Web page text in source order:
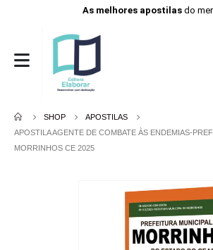
As melhores apostilasdo
SHOP
APOSTILAS
APOSTILA AGENTE DE COMBATE ÀS ENDEMIAS-
MORRINHOS CE 2025